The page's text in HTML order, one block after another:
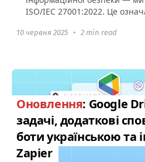
ISO/IEC 27001:2022. Це
10 червня 2025 • 2 min read
Оновлення: Google
задачі, додаткові
боти українською та
Zapier